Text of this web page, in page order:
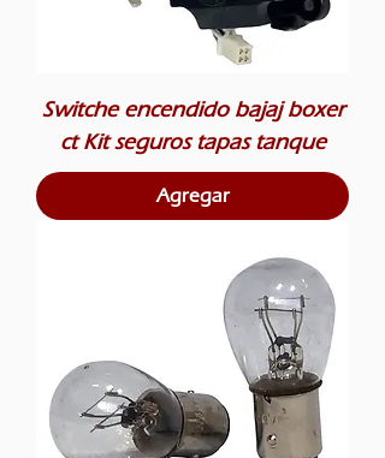
Switche encendido bajaj boxer
ct Kit seguros tapas tanque
Agregar